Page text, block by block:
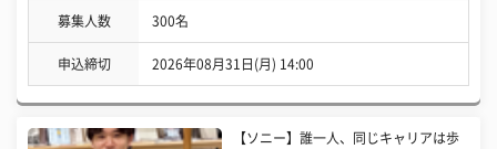
募集人数 300名
申込締切 2026年08月31日(月) 14:00
【ソニー】誰一人、同じキャリアは歩